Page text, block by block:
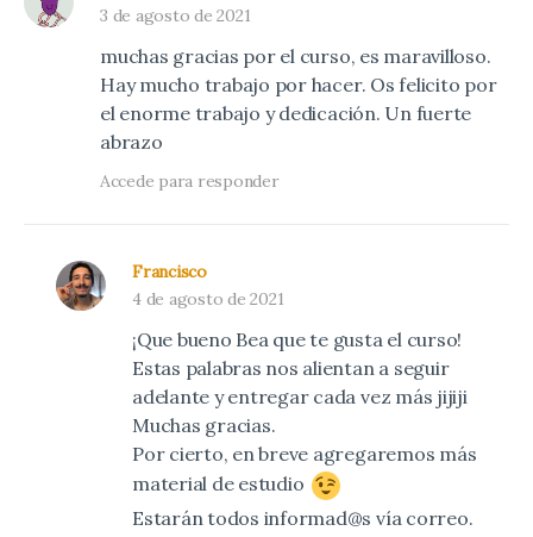
3 de agosto de 2021
muchas gracias por el curso, es maravilloso.
Hay mucho trabajo por hacer. Os felicito por
el enorme trabajo y dedicación. Un fuerte
abrazo
Accede para responder
Francisco
4 de agosto de 2021
¡Que bueno Bea que te gusta el curso!
Estas palabras nos alientan a seguir
adelante y entregar cada vez más jijiji
Muchas gracias.
Por cierto, en breve agregaremos más
material de estudio
Estarán todos informad@s vía correo.